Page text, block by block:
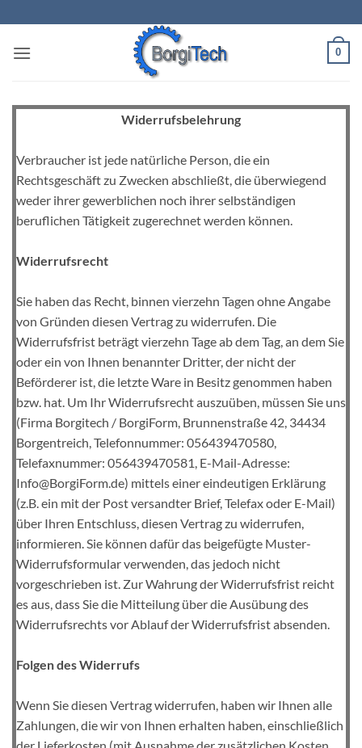
Inhalt
springen
0
Widerrufsbelehrung
Verbraucher ist jede natürliche Person, die ein
Rechtsgeschäft zu Zwecken abschließt, die überwiegend
weder ihrer gewerblichen noch ihrer selbständigen
beruflichen Tätigkeit zugerechnet werden können.
Widerrufsrecht
Sie haben das Recht, binnen vierzehn Tagen ohne Angabe
von Gründen diesen Vertrag zu widerrufen. Die
Widerrufsfrist beträgt vierzehn Tage ab dem Tag, an dem Sie
oder ein von Ihnen benannter Dritter, der nicht der
Beförderer ist, die letzte Ware in Besitz genommen haben
bzw. hat. Um Ihr Widerrufsrecht auszuüben, müssen Sie uns
(Firma Borgitech / BorgiForm, Brunnenstraße 42, 34434
Borgentreich, Telefonnummer: 056439470580,
Telefaxnummer: 056439470581, E-Mail-Adresse:
Info@BorgiForm.de) mittels einer eindeutigen Erklärung
(z.B. ein mit der Post versandter Brief, Telefax oder E-Mail)
über Ihren Entschluss, diesen Vertrag zu widerrufen,
informieren. Sie können dafür das beigefügte Muster-
Widerrufsformular verwenden, das jedoch nicht
vorgeschrieben ist. Zur Wahrung der Widerrufsfrist reicht
es aus, dass Sie die Mitteilung über die Ausübung des
Widerrufsrechts vor Ablauf der Widerrufsfrist absenden.
Folgen des Widerrufs
Wenn Sie diesen Vertrag widerrufen, haben wir Ihnen alle
Zahlungen, die wir von Ihnen erhalten haben, einschließlich